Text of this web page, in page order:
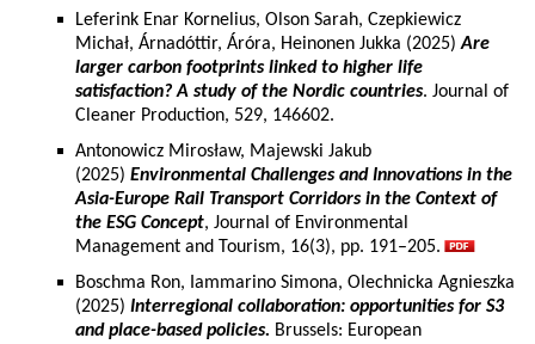
Leferink Enar Kornelius, Olson Sarah, Czepkiewicz
Michał, Árnadóttir, Áróra, Heinonen Jukka (2025)Are
larger carbon footprints linked to higher life
satisfaction? A study of the Nordic countries. Journal of
Cleaner Production, 529, 146602.
Antonowicz Mirosław, Majewski Jakub
(2025) Environmental Challenges and Innovations in the
Asia-Europe Rail Transport Corridors in the Context of
the ESG Concept, Journal of Environmental
Management and Tourism, 16(3), pp. 191–205.
Boschma Ron, Iammarino Simona, Olechnicka Agnieszka
(2025) Interregional collaboration: opportunities for S3
and place-based policies. Brussels: European